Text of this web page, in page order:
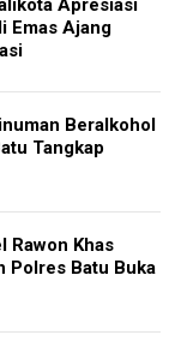
Apresiasi
Emas Ajang
Beralkohol
Tangkap
Rawon Khas
Polres Batu Buka